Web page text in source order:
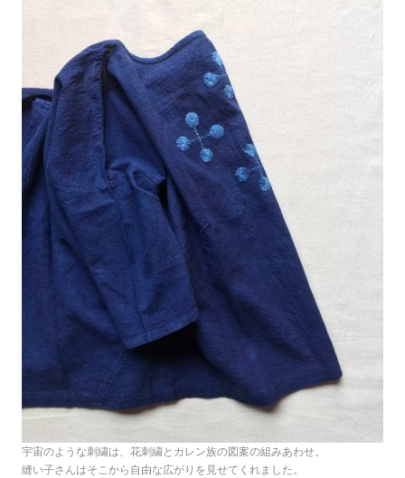
宇宙のような刺繍は、花刺繍とカレン族の図案の組みあわせ。
縫い子さんはそこから自由な広がりを見せてくれました。